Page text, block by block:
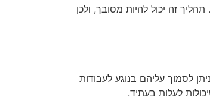
זה יכול להיות מסובך, ולכן
לסמוך עליהם בנוגע לעבודות
לעלות בעתיד.